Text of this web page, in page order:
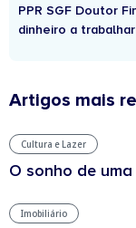
PPR SGF Doutor
dinheiro a
Artigos mais
Cultura e Lazer
O sonho de
Imobiliário